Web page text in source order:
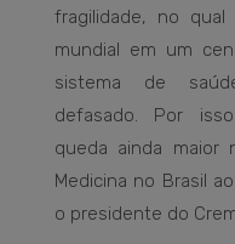
fragilidade, no qual
mundial em um
sistema de
defasado. Por
queda ainda maior
Medicina no Brasil
o presidente do